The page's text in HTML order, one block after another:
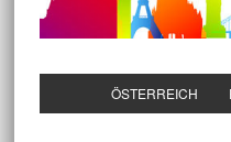
ÖSTERREICH